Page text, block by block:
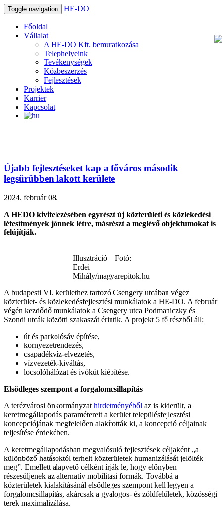
Toggle navigation HE-DO
Főoldal
Vállalat
A HE-DO Kft. bemutatkozása
Telephelyeink
Tevékenységek
Közbeszerzés
Fejlesztések
Projektek
Karrier
Kapcsolat
Újabb fejlesztéseket kap a főváros második
legsűrűbben lakott kerülete
2024. február 08.
A HEDO kivitelezésében egyrészt új közterületi és közlekedési
létesítmények jönnek létre, másrészt a meglévő objektumokat is
felújítják.
Illusztráció – Fotó:
Erdei
Mihály/magyarepitok.hu
A budapesti VI. kerülethez tartozó Csengery utcában végez
közterület- és közlekedésfejlesztési munkálatok a HE-DO. A február
végén kezdődő munkálatok a Csengery utca Podmaniczky és
Szondi utcák közötti szakaszát érintik. A projekt 5 fő részből áll:
út és parkolósáv építése,
környezetrendezés,
csapadékvíz-elvezetés,
vízvezeték-kiváltás,
locsolóhálózat és ivókút kiépítése.
Elsődleges szempont a forgalomcsillapítás
A terézvárosi önkormányzathirdetményéből az is kiderült, a
keretmegállapodás paramétereit a kerület településfejlesztési
koncepciójának megfelelően alakították ki, a koncepció céljainak
teljesítése érdekében.
A keretmegállapodásban megvalósuló fejlesztések céljaként „a
különböző hatásoktól terhelt közterületek humanizálását jelölték
meg”. Emellett alapvető célként írják le, hogy előnyben
részesüljenek az alternatív mobilitási formák. Továbbá a
közterületek kialakításánál elsődleges szempont kell legyen a
forgalomcsillapítás, akárcsak a gyalogos- és zöldfelületek, közösségi
terek maximalizálása.